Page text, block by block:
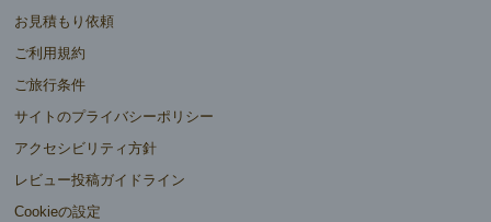
お見積もり依頼
ご利用規約
ご旅行条件
サイトのプライバシーポリシー
アクセシビリティ方針
レビュー投稿ガイドライン
Cookieの設定